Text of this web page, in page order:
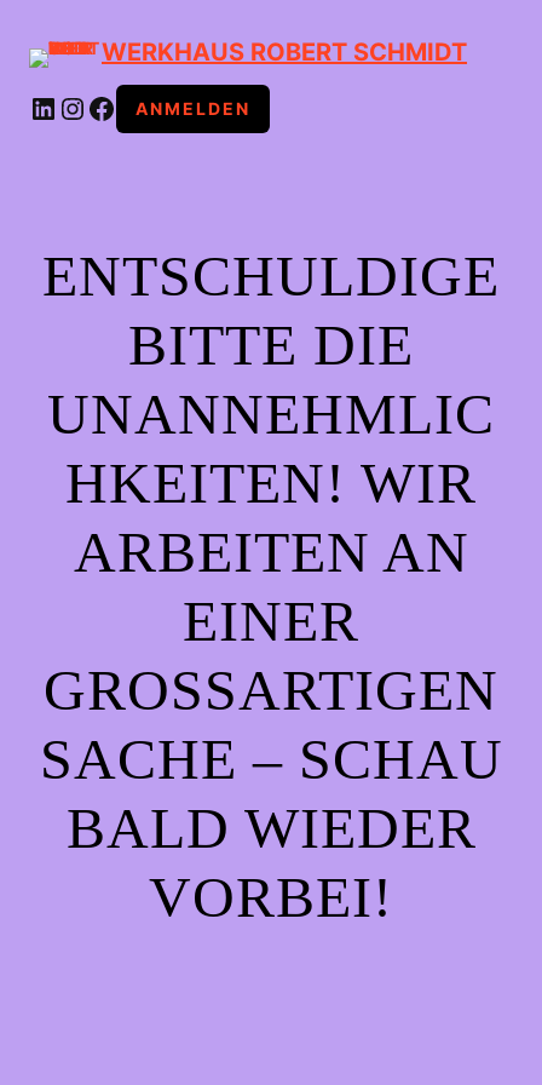
WERKHAUS ROBERT SCHMIDT
LINKEDIN INSTAGRAMFACEBOOK ANMELDEN
ENTSCHULDIGE
BITTE DIE
UNANNEHMLIC
HKEITEN! WIR
ARBEITEN AN
EINER
GROSSARTIGEN S
ACHE – SCHAU B
ALD WIEDER V
ORBEI!